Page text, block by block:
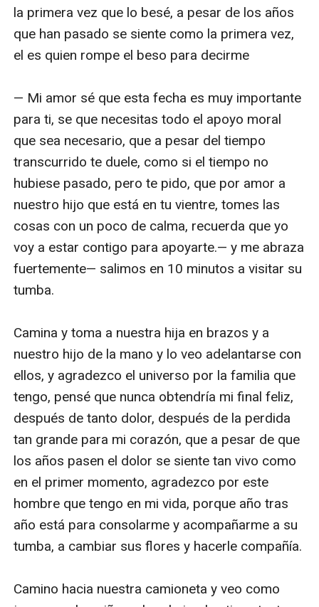
la primera vez que lo besé, a pesar de los años
que han pasado se siente como la primera vez,
el es quien rompe el beso para decirme
— Mi amor sé que esta fecha es muy importante
para ti, se que necesitas todo el apoyo moral
que sea necesario, que a pesar del tiempo
transcurrido te duele, como si el tiempo no
hubiese pasado, pero te pido, que por amor a
nuestro hijo que está en tu vientre, tomes las
cosas con un poco de calma, recuerda que yo
voy a estar contigo para apoyarte.— y me abraza
fuertemente— salimos en 10 minutos a visitar su
tumba.
Camina y toma a nuestra hija en brazos y a
nuestro hijo de la mano y lo veo adelantarse con
ellos, y agradezco el universo por la familia que
tengo, pensé que nunca obtendría mi final feliz,
después de tanto dolor, después de la perdida
tan grande para mi corazón, que a pesar de que
los años pasen el dolor se siente tan vivo como
en el primer momento, agradezco por este
hombre que tengo en mi vida, porque año tras
año está para consolarme y acompañarme a su
tumba, a cambiar sus flores y hacerle compañía.
Camino hacia nuestra camioneta y veo como